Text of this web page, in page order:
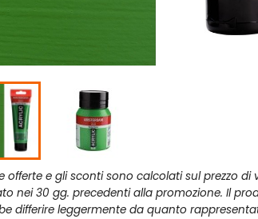
offerte e gli sconti sono calcolati sul prezzo di
nei 30 gg. precedenti alla promozione. Il
differire leggermente da quanto